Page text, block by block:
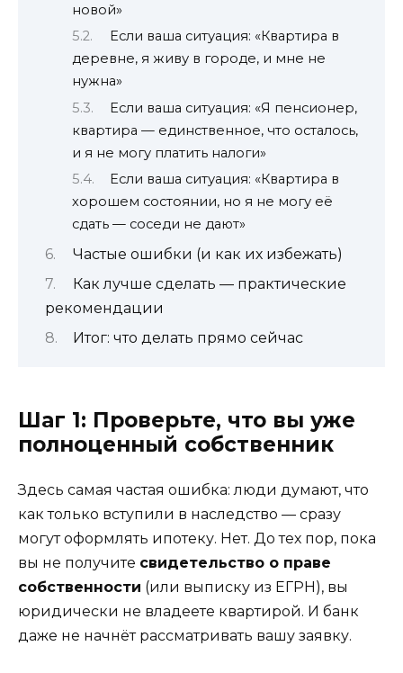
новой»
Если ваша ситуация: «Квартира в
деревне, я живу в городе, и мне не
нужна»
Если ваша ситуация: «Я пенсионер,
квартира — единственное, что осталось,
и я не могу платить налоги»
Если ваша ситуация: «Квартира в
хорошем состоянии, но я не могу её
сдать — соседи не дают»
Частые ошибки (и как их избежать)
Как лучше сделать — практические
рекомендации
Итог: что делать прямо сейчас
Шаг 1: Проверьте, что вы уже
полноценный собственник
Здесь самая частая ошибка: люди думают, что
как только вступили в наследство — сразу
могут оформлять ипотеку. Нет. До тех пор, пока
вы не получите свидетельство о праве
собственности (или выписку из ЕГРН), вы
юридически не владеете квартирой. И банк
даже не начнёт рассматривать вашу заявку.